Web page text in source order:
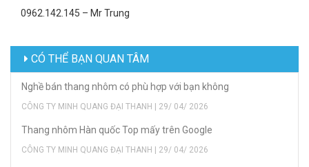
0962.142.145 – Mr Trung
CÓ THỂ BẠN QUAN TÂM
Nghề bán thang nhôm có phù hợp với bạn không
CÔNG TY MINH QUANG ĐẠI THANH | 29/ 04/ 2026
Thang nhôm Hàn quốc Top mấy trên Google
CÔNG TY MINH QUANG ĐẠI THANH | 29/ 04/ 2026